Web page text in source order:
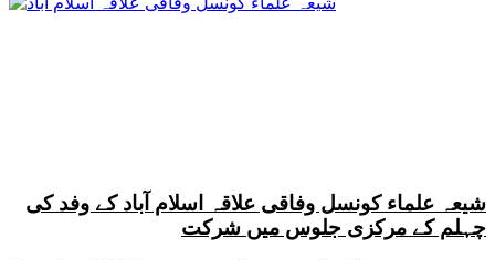
شیعہ علماء کونسل وفاقی علاقہ اسلام آباد کے وفد کی
چہلم کے مرکزی جلوس میں شرکت